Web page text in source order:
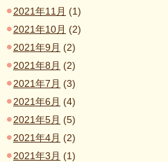
2021年11月 (1)
2021年10月 (2)
2021年9月 (2)
2021年8月 (2)
2021年7月 (3)
2021年6月 (4)
2021年5月 (5)
2021年4月 (2)
2021年3月 (1)